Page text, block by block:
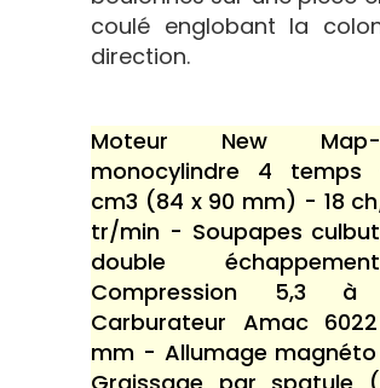
coulé englobant la
direction.
Moteur New Map-
monocylindre 4
cm3 (84 x 90 mm) - 18
tr/min - Soupapes
double
Compression 5,3
Carburateur Amac
mm - Allumage magnéto